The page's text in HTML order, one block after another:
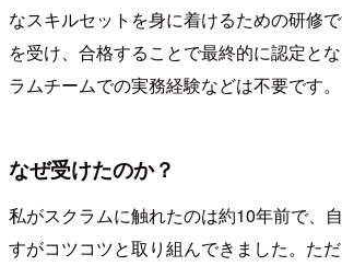
なスキルセットを身に着けるための研修
を受け、合格することで最終的に認定と
ラムチームでの実務経験などは不要です。
なぜ受けたのか？
私がスクラムに触れたのは約10年前で、
すがコツコツと取り組んできました。た